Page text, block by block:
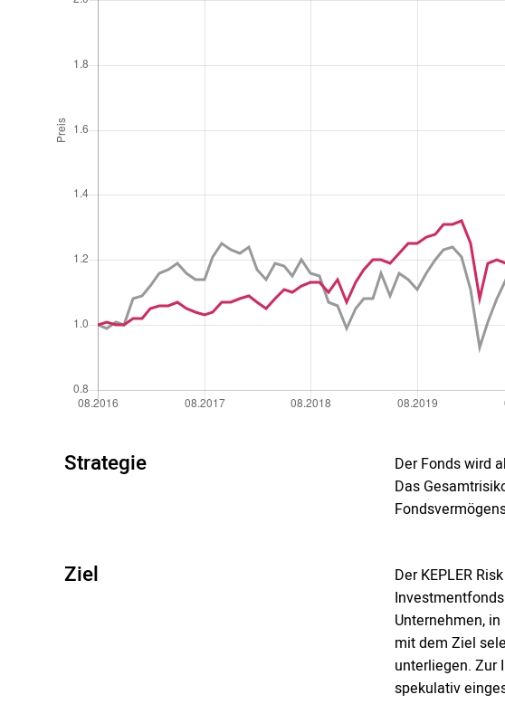
Strategie
Der Fonds wird
Das
Ziel
Der KEPLER
Unternehmen,
mit dem Ziel
unterliegen. Zur
spekulativ